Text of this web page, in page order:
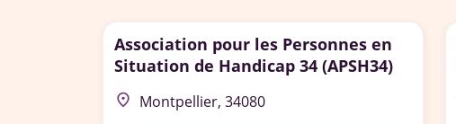
Association pour les Personnes en
Situation de Handicap 34 (APSH34)
place Montpellier, 34080